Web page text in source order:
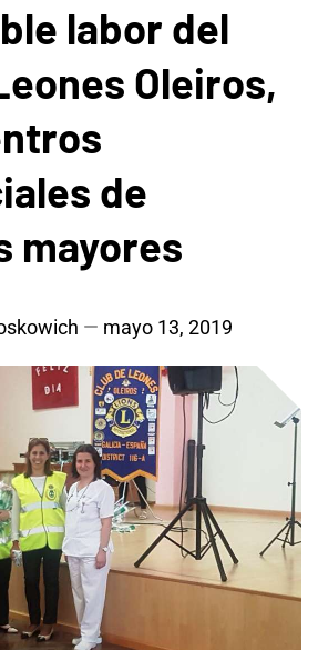
labor del
Oleiros,
de
mayores
mayo 13, 2019